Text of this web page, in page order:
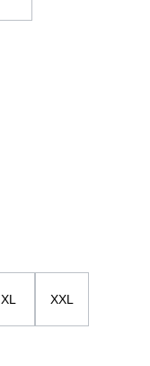
XL XXL